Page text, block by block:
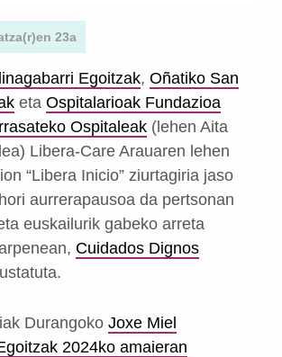
23a
Egoitzak, Oñatiko San
eta Ospitalarioak Fundazioa
Ospitaleak(lehen Aita
Libera-Care Arauaren lehen
“Libera Inicio” ziurtagiria jaso
aurrerapausoa da pertsonan
euskailurik gabeko arreta
Cuidados Dignos
Durangoko Joxe Miel
2024ko amaieran